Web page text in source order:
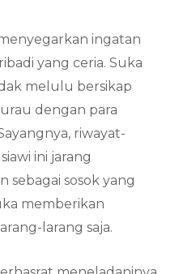
ingatan
yang ceria. Suka
melulu bersikap
dengan para
riwayat-
ini jarang
sebagai sosok yang
memberikan
larang saja.